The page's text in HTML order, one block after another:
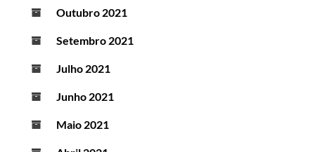
Outubro 2021
Setembro 2021
Julho 2021
Junho 2021
Maio 2021